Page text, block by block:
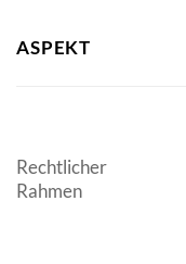
ASPEKT
Rechtlicher
Rahmen